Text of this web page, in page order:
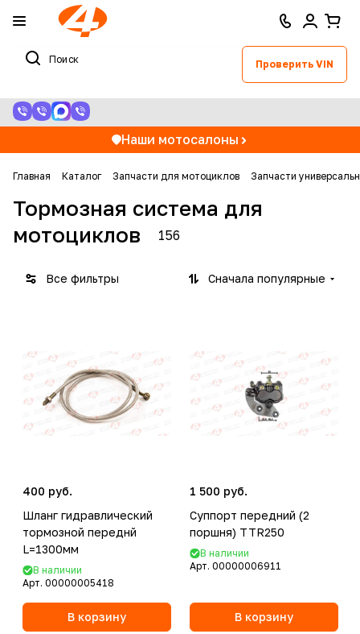
Проверить VIN
Наши мотосалоны
Главная Каталог Запчасти для мотоциклов Запчасти
Тормозная система для
мотоциклов
156
Все фильтры Сначала популярные
400 руб.
Шланг гидравлический
тормозной переднй
L=1300мм
В наличии
Арт. 00000005418
В корзину
1 500 руб.
Суппорт передний (2
поршня) TTR250
В наличии
Арт. 00000006911
В корзину